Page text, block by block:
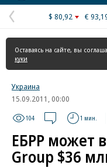
Предыдущая
страница
$ 80,92 €
Оставаясь на сайте, вы
куки
Украина
15.09.2011, 00:00
104 1 мин.
ЕБРР может
Group $36